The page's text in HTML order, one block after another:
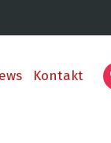
Kontakt